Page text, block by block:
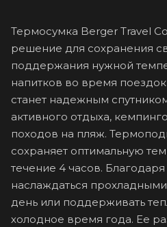
Термосумка Berger Travel
решение для сохранения
поддержания нужной
напитков во время
станет надежным
активного отдыха,
походов на пляж.
сохраняет оптимальную
течение 4 часов.
наслаждаться
день или поддерживать
холодное время года. Ее